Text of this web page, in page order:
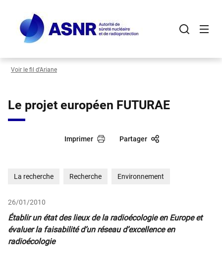
contenu
principal
Voir le fil d’Ariane
Le projet européen FUTURAE
Imprimer Partager
La recherche Recherche Environnement
26/01/2010
Établir un état des lieux de la radioécologie en Europe et
évaluer la faisabilité d’un réseau d’excellence en
radioécologie